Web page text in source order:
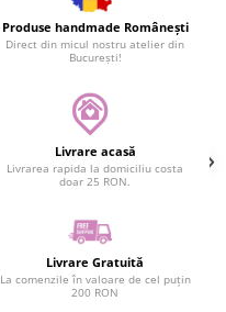
Produse handmade Românești
Direct din micul nostru atelier din
București!
Livrare acasă
Livrarea rapida la domiciliu costa
doar 25 RON.
Livrare Gratuită
La comenzile în valoare de cel puțin
200 RON